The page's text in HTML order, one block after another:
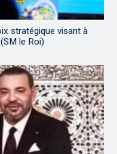
stratégique visant à
le Roi)